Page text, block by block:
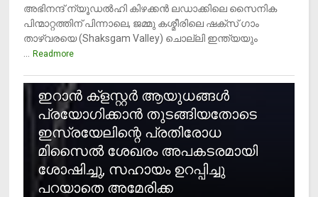
അഭിനന്ദ് ന്യൂഡൽഹി കിഴക്കൻ ലഡാക്കിലെ സൈനിക
പിന്മാറ്റത്തിന് പിന്നാലെ, ജമ്മു കശ്മീരിലെ ഷക്സ് ​ഗാം
താഴ്‌വരയെ (Shaksgam Valley) ചൊല്ലി ഇന്ത്യയും
Readmore
ഇറാന്‍ ക്‌ളസ്റ്റര്‍ ആയുധങ്ങള്‍
പ്രയോഗിക്കാന്‍ തുടങ്ങിയതോടെ
ഇസ്രയേലിന്റെ പ്രതിരോധ
മിസൈല്‍ ശേഖരം അപകടരമായി
ശോഷിച്ചു, സഹായം ഉറപ്പിച്ചു
പറയാതെ അമേരിക്ക